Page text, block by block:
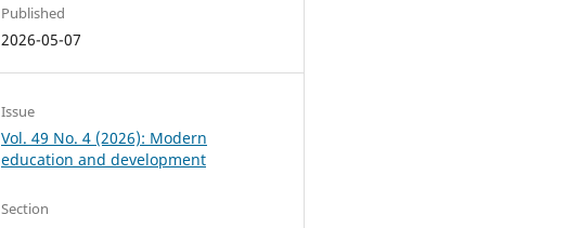
Published
2026-05-07
Issue
Vol. 49 No. 4 (2026): Modern
education and development
Section